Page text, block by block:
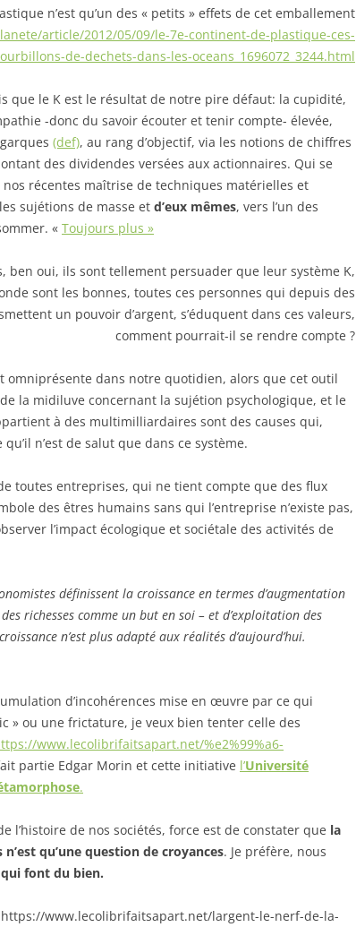
n’est qu’un des « petits » effets de cet emballement
article/2012/05/09/le-7e-continent-de-plastique-ces-
de-dechets-dans-les-oceans_1696072_3244.html
que le K est le résultat de notre pire défaut: la cupidité,
-donc du savoir écouter et tenir compte- élevée,
(def), au rang d’objectif, via les notions de chiffres
des dividendes versées aux actionnaires. Qui se
récentes maîtrise de techniques matérielles et
sujétions de masse et d’eux mêmes, vers l’un des
« Toujours plus »
ben oui, ils sont tellement persuader que leur système K,
sont les bonnes, toutes ces personnes qui depuis des
un pouvoir d’argent, s’éduquent dans ces valeurs,
comment pourrait-il se rendre compte ?
dans notre quotidien, alors que cet outil
la midiluve concernant la sujétion psychologique, et le
à des multimilliardaires sont des causes qui,
n’est de salut que dans ce système.
toutes entreprises, qui ne tient compte que des flux
des êtres humains sans qui l’entreprise n’existe pas,
l’impact écologique et sociétale des activités de
définissent la croissance en termes d’augmentation
richesses comme un but en soi – et d’exploitation des
n’est plus adapté aux réalités d’aujourd’hui.
d’incohérences mise en œuvre par ce qui
» ou une frictature, je veux bien tenter celle des
www.lecolibrifaitsapart.net/%e2%99%a6-
partie Edgar Morin et cette initiative l’Université
.
l’histoire de nos sociétés, force est de constater que la
qu’une question de croyances. Je préfère, nous
font du bien.
www.lecolibrifaitsapart.net/largent-le-nerf-de-la-